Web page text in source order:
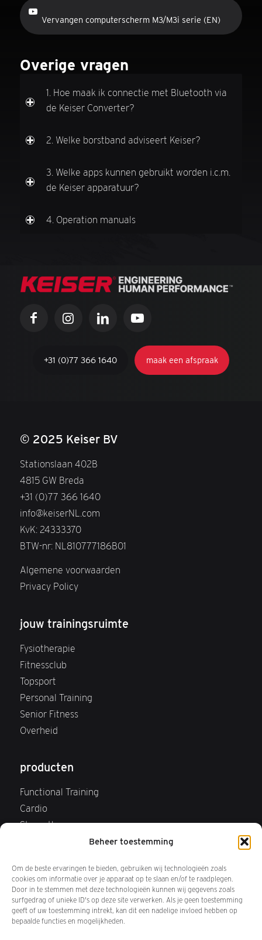
Beheer toestemming
Om de beste ervaringen te bieden, gebruiken wij technologieën zoals
cookies om informatie over je apparaat op te slaan en/of te raadplegen.
Door in te stemmen met deze technologieën kunnen wij gegevens zoals
surfgedrag of unieke ID's op deze site verwerken. Als je geen toestemming
geeft of uw toestemming intrekt, kan dit een nadelige invloed hebben op
bepaalde functies en mogelijkheden.
Vervangen computerscherm M3/M3i serie (EN)
Overige vragen
1. Hoe maak ik connectie met Bluetooth via
de Keiser Converter?
2. Welke borstband adviseert Keiser?
3. Welke apps kunnen gebruikt worden i.c.m.
de Keiser apparatuur?
4. Operation manuals
+31 (0)77 366 1640 maak een afspraak
© 2025 Keiser BV
Stationslaan 402B
4815 GW Breda
+31 (0)77 366 1640
info@keiserNL.com
KvK: 24333370
BTW-nr: NL810777186B01
Algemene voorwaarden
Privacy Policy
jouw trainingsruimte
Fysiotherapie
Fitnessclub
Topsport
Personal Training
Senior Fitness
Overheid
producten
Functional Training
Cardio
Strength
Retourneren
over ons